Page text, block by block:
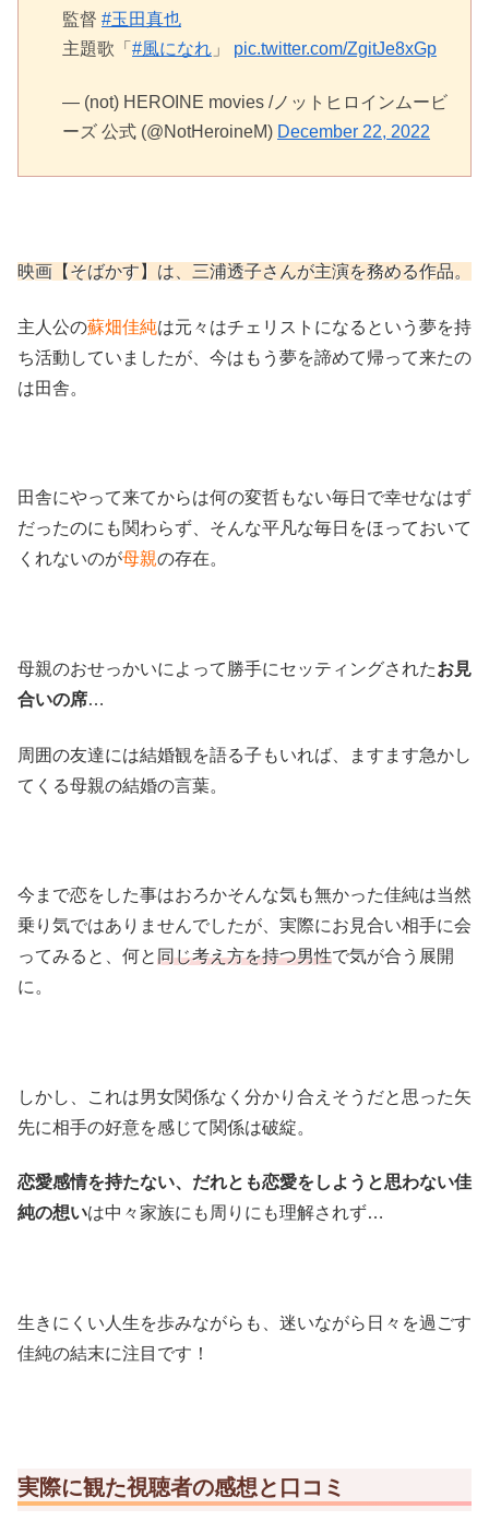
監督 #玉田真也
主題歌「 #風になれ 」 pic.twitter.com/ZgitJe8xGp
— (not) HEROINE movies /ノットヒロインムービ
ーズ 公式 (@NotHeroineM) December 22, 2022
映画【そばかす】は、三浦透子さんが主演を務める作品。
主人公の蘇畑佳純は元々はチェリストになるという夢を持
ち活動していましたが、今はもう夢を諦めて帰って来たの
は田舎。
田舎にやって来てからは何の変哲もない毎日で幸せなはず
だったのにも関わらず、そんな平凡な毎日をほっておいて
くれないのが母親の存在。
母親のおせっかいによって勝手にセッティングされたお見
合いの席…
周囲の友達には結婚観を語る子もいれば、ますます急かし
てくる母親の結婚の言葉。
今まで恋をした事はおろかそんな気も無かった佳純は当然
乗り気ではありませんでしたが、実際にお見合い相手に会
ってみると、何と同じ考え方を持つ男性で気が合う展開
に。
しかし、これは男女関係なく分かり合えそうだと思った矢
先に相手の好意を感じて関係は破綻。
恋愛感情を持たない、だれとも恋愛をしようと思わない佳
純の想いは中々家族にも周りにも理解されず…
生きにくい人生を歩みながらも、迷いながら日々を過ごす
佳純の結末に注目です！
実際に観た視聴者の感想と口コミ